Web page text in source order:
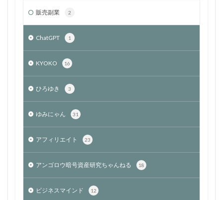
販売副業 2
ChatGPT 1
KYOKO 16
ひろゆき 3
ゆみにゃん 31
アフィリエイト 23
アンゴロウ暗号資産研究ちゃんねる 18
ビジネスマインド 12